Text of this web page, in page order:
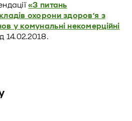
«З питань
охорони здоров’я з
у комунальні некомерційні
14.02.2018.